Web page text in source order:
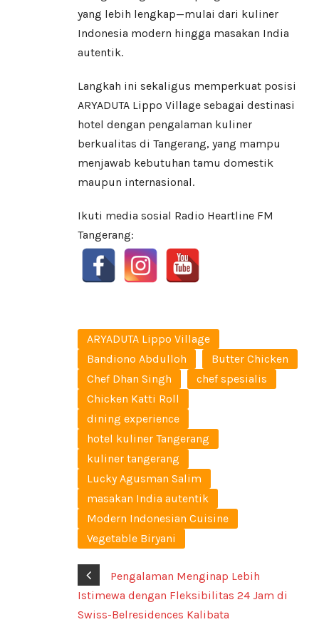
yang lebih lengkap—mulai dari kuliner
Indonesia modern hingga masakan India
autentik.
Langkah ini sekaligus memperkuat posisi
ARYADUTA Lippo Village sebagai destinasi
hotel dengan pengalaman kuliner
berkualitas di Tangerang, yang mampu
menjawab kebutuhan tamu domestik
maupun internasional.
Ikuti media sosial Radio Heartline FM
Tangerang:
ARYADUTA Lippo Village
Bandiono Abdulloh
Butter Chicken
Chef Dhan Singh
chef spesialis
Chicken Katti Roll
dining experience
hotel kuliner Tangerang
kuliner tangerang
Lucky Agusman Salim
masakan India autentik
Modern Indonesian Cuisine
Vegetable Biryani
Pengalaman Menginap Lebih
Istimewa dengan Fleksibilitas 24 Jam di
Swiss-Belresidences Kalibata